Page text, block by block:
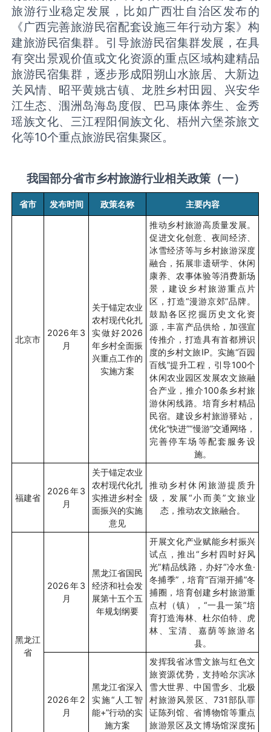
旅游行业稳定发展，比如广西壮自治区发布的
《广西完善旅游民宿配套设施三年行动方案》构
建旅游民宿集群。引导旅游民宿集群发展，在具
有突出景观价值或文化资源的重点区域构建精品
旅游民宿集群，逐步形成阳朔山水旅居、大新边
关风情、昭平黄姚古镇、龙胜乡村田园、兴安华
江生态、涠洲岛海岛度假、巴马康体养生、金秀
瑶族文化、三江程阳侗族文化、梧州六堡茶旅文
化等10个重点旅游民宿集聚区。
我国部分省市乡村旅游行业相关政策（一）
省市 发布时间 政策名称 主要内容
北京市
2026年3
月
关于锚定农业
农村现代化扎
实做好2026
年乡村全面振
兴重点工作的
实施方案
推动乡村旅游高质量发展。
促进文化创意、夜间经济、
冰雪经济等与乡村旅游深度
融合，拓展非遗研学、休闲
康养、农事体验等消费新场
景，建设乡村旅游重点片
区，打造“漫游京郊”品牌。
鼓励各区挖掘历史文化资
源，丰富产品供给，加强宣
传推介，打造具有首都辨识
度的乡村文旅IP。实施“百园
百线”提升工程，引导100个
休闲农业园区发展农文旅融
合产业，推介100条乡村旅
游休闲线路。培育乡村精品
民宿。建设乡村旅游驿站，
优化“快进”“慢游”交通网络，
完善停车场等配套服务设
施。
福建省
2026年3
月
关于锚定农业
农村现代化扎
实推进乡村全
面振兴的实施
意见
推动乡村休闲旅游提质升
级，发展“小而美”文旅业
态，推动农文旅融合。
黑龙江
省
2026年3
月
黑龙江省国民
经济和社会发
展第十五个五
年规划纲要
开展文化产业赋能乡村振兴
试点，推出“乡村四时好风
光”精品线路，办好“冷水鱼·
冬捕季”，培育“百湖开捕”冬
捕圈，培育创建乡村旅游重
点村（镇），“一县一策”培
育打造海林、杜尔伯特、虎
林、宝清、嘉荫等旅游名
县。
2026年2
月
黑龙江省深入
实施“人工智
能+”行动的实
施方案
发挥我省冰雪文旅与红色文
旅资源优势，支持哈尔滨冰
雪大世界、中国雪乡、北极
村旅游风景区、 731部队罪
证陈列馆、省博物馆等重点
旅游景区及文博场馆深度拓